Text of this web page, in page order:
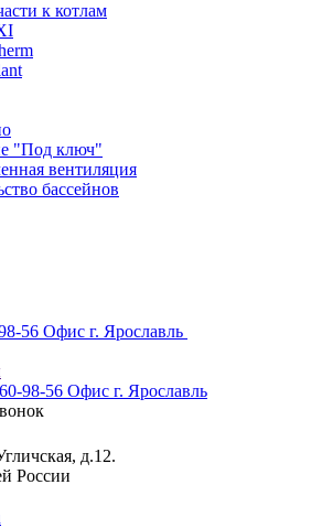
к котлам
"Под ключ"
вентиляция
бассейнов
56 Офис г. Ярославль
98-56 Офис г. Ярославль
д.12.
России